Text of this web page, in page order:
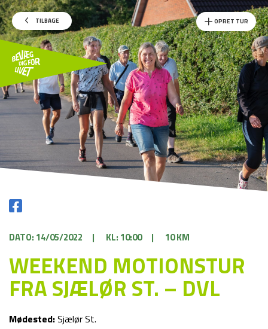
TILBAGE OPRET TUR
DATO: 14/05/2022 | KL: 10:00 | 10 KM
WEEKEND MOTIONSTUR
FRA SJÆLØR ST. – DVL
Mødested:Sjælør St.